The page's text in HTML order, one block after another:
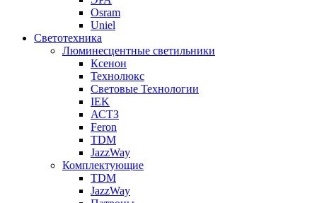
Osram
Uniel
Светотехника
Люминесцентные светильники
Ксенон
Технолюкс
Световые Технологии
IEK
АСТЗ
Feron
TDM
JazzWay
Комплектующие
TDM
JazzWay